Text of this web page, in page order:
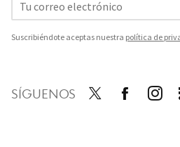
Suscribiéndote aceptas nuestra política de
SÍGUENOS